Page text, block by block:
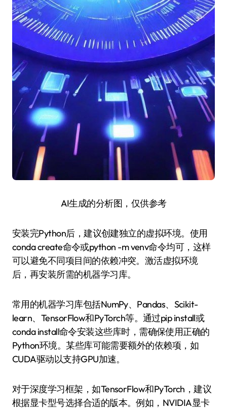
AI生成的分析图，仅供参考
安装完Python后，建议创建独立的虚拟环境。使用
conda create命令或python -m venv命令均可，这样
可以避免不同项目间的依赖冲突。激活虚拟环境
后，再安装所需的机器学习库。
常用的机器学习库包括NumPy、Pandas、Scikit-
learn、TensorFlow和PyTorch等。通过pip install或
conda install命令安装这些库时，需确保使用正确的
Python环境。某些库可能需要额外的依赖项，如
CUDA驱动以支持GPU加速。
对于深度学习框架，如TensorFlow和PyTorch，建议
根据显卡型号选择合适的版本。例如，NVIDIA显卡